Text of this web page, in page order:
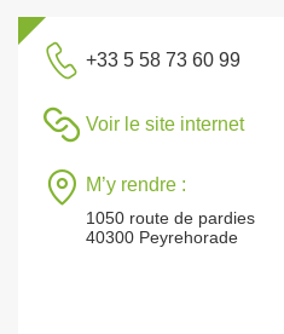
+33 5 58 73 60 99
Voir le site internet
M’y rendre :
1050 route de pardies
40300 Peyrehorade